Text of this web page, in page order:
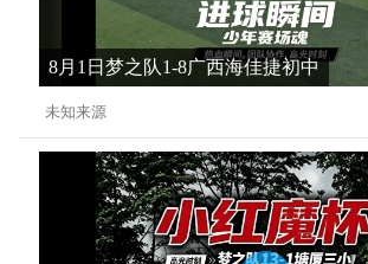
8月1日梦之队1-8广西海佳捷初中
未知来源